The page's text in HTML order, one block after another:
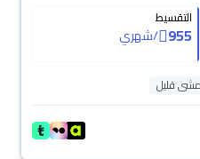
التقسيط
955
/شهري
قليل